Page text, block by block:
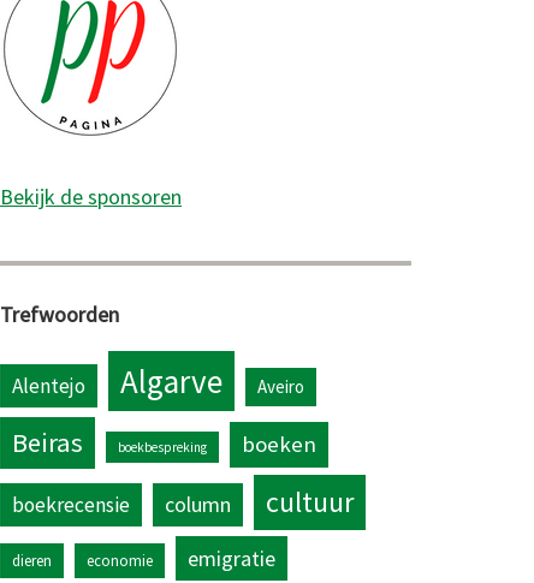
Bekijk de sponsoren
Trefwoorden
Alentejo Algarve Aveiro
Beiras boekbespreking boeken
boekrecensie column cultuur
dieren economie
emigratie